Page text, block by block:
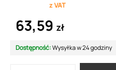
z VAT
63,59 zł
Dostępność:Wysyłka w 24 godziny